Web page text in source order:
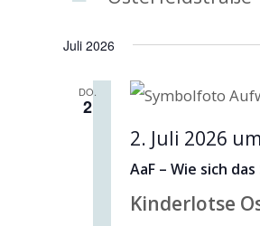
Juli 2026
DO.
2
AaF – Wie sich
2. Juli 2026
Kinderlotse